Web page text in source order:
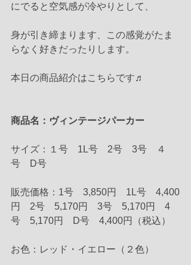
にでると空気感が冷やりとして、
身が引き締まります、この感覚がたま
らなく好きだったりします。
本日の商品紹介はこちらです♬
商品名：ヴィンテージパーカー
サイズ：１号　1L号　2号　3号　４
号　D号
販売価格：1号　3,850円　1L号　4,400
円　2号　5,170円　3号　5,170円　4
号　5,170円　D号　4,400円（税込）
お色：レッド・イエロー（２色）